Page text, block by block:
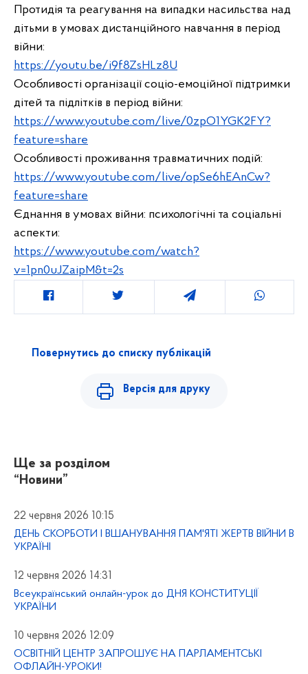
Протидія та реагування на випадки насильства над
дітьми в умовах дистанційного навчання в період
війни:
https://youtu.be/i9f8ZsHLz8U
Особливості організації соціо-емоційної підтримки
дітей та підлітків в період війни:
https://www.youtube.com/live/0zpO1YGK2FY?
feature=share
Особливості проживання травматичних подій:
https://www.youtube.com/live/opSe6hEAnCw?
feature=share
Єднання в умовах війни: психологічні та соціальні
аспекти:
https://www.youtube.com/watch?
v=1pn0uJZaipM&t=2s
Повернутись до списку публікацій
Версія для друку
Ще за розділом
“Новини”
22 червня 2026 10:15
ДЕНЬ СКОРБОТИ І ВШАНУВАННЯ ПАМ'ЯТІ ЖЕРТВ ВІЙНИ В
УКРАЇНІ
12 червня 2026 14:31
Всеукраїнський онлайн-урок до ДНЯ КОНСТИТУЦІЇ
УКРАЇНИ
10 червня 2026 12:09
ОСВІТНІЙ ЦЕНТР ЗАПРОШУЄ НА ПАРЛАМЕНТСЬКІ
ОФЛАЙН-УРОКИ!